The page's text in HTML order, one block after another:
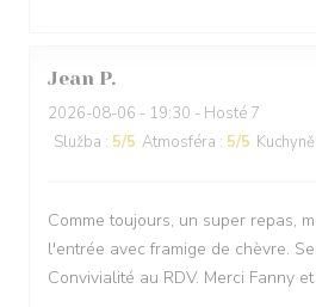
Jean P
2026-08-06 - 19:30 - Hosté 7
Služba : 5/5 Atmosféra : 5/5 Kuchyně
Comme toujours, un super repas,
l'entrée avec framige de chèvre.
Convivialité au RDV. Merci Fanny